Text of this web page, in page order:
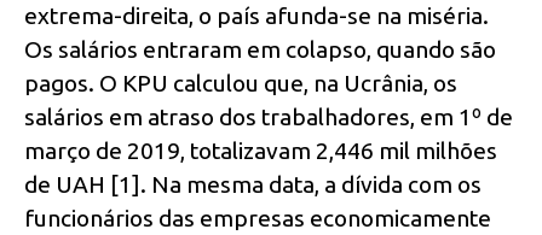
extrema-direita, o país afunda-se na miséria.
Os salários entraram em colapso, quando são
pagos. O KPU calculou que, na Ucrânia, os
salários em atraso dos trabalhadores, em 1º de
março de 2019, totalizavam 2,446 mil milhões
de UAH [1]. Na mesma data, a dívida com os
funcionários das empresas economicamente